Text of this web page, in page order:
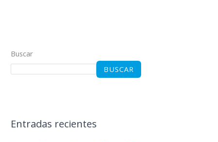
Buscar
BUSCAR
Entradas recientes